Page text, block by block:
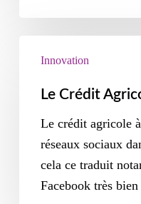
Innovation
Le Crédit
Le crédit agricole
réseaux sociaux
cela ce traduit
Facebook très